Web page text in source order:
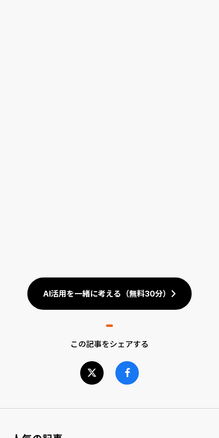
AI活用を一緒に考える（無料30分）
この記事をシェアする